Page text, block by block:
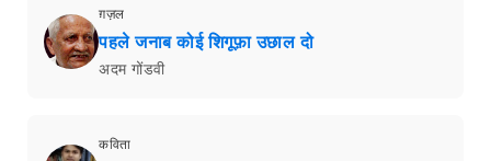
ग़ज़ल
पहले जनाब कोई शिगूफ़ा उछाल दो
अदम गोंडवी
कविता